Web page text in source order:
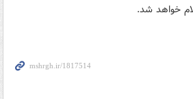
خواهد شد.